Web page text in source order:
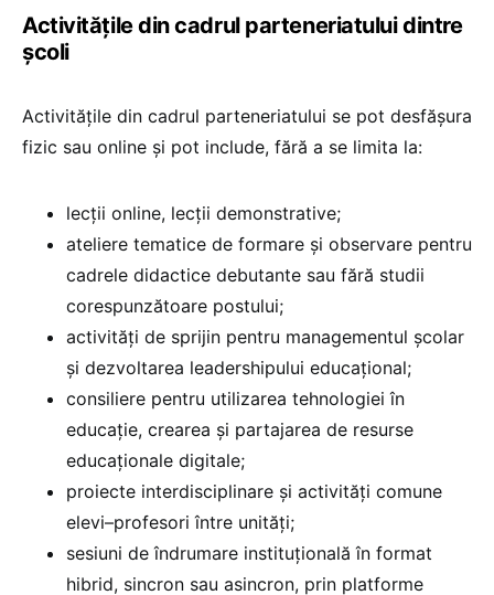
Activitățile din cadrul parteneriatului dintre
școli
Activitățile din cadrul parteneriatului se pot desfășura
fizic sau online și pot include, fără a se limita la:
lecții online, lecții demonstrative;
ateliere tematice de formare și observare pentru
cadrele didactice debutante sau fără studii
corespunzătoare postului;
activități de sprijin pentru managementul școlar
și dezvoltarea leadershipului educațional;
consiliere pentru utilizarea tehnologiei în
educație, crearea și partajarea de resurse
educaționale digitale;
proiecte interdisciplinare și activități comune
elevi–profesori între unități;
sesiuni de îndrumare instituțională în format
hibrid, sincron sau asincron, prin platforme